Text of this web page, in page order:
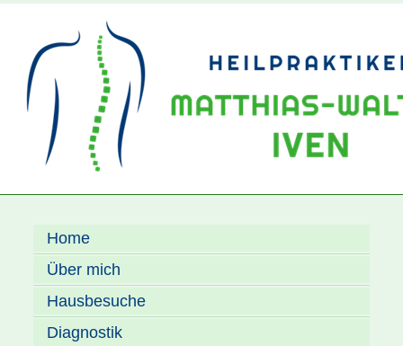
Home
Über mich
Hausbesuche
Diagnostik